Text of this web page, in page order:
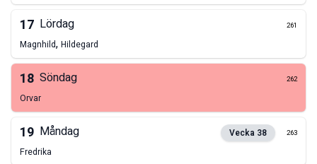
17 Lördag 261
Magnhild, Hildegard
18 Söndag 262
Orvar
19 Måndag Vecka 38 263
Fredrika